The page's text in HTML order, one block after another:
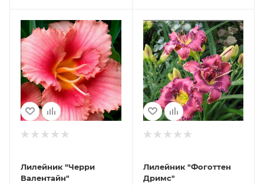
Лилейник "Черри
Валентайн"
Лилейник "Фоготтен
Дримс"